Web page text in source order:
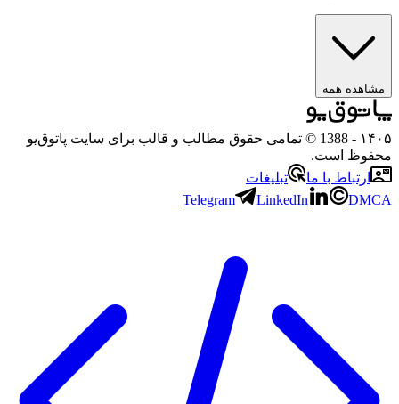
مشاهده همه
۱۴۰۵
- 1388 © تمامی حقوق مطالب و قالب برای سایت پاتوق‌یو
محفوظ است.
ارتباط با ما
تبلیغات
Telegram
LinkedIn DMCA